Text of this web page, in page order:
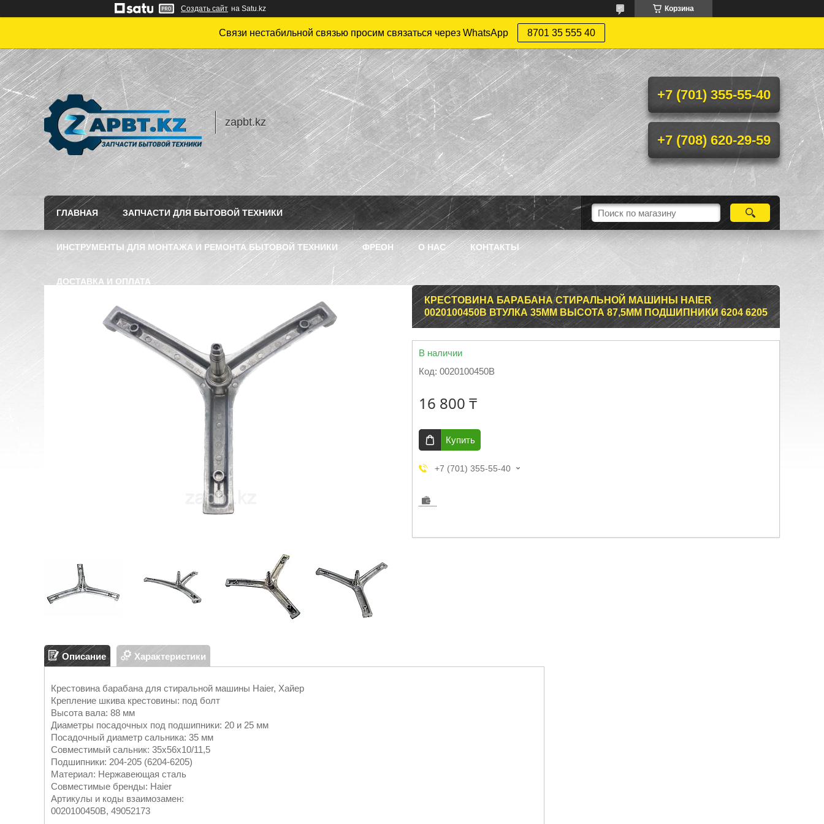
Создать сайт на Satu.kz Корзина
Связи нестабильной связью просим связаться через WhatsApp 8701 35 555 40
zapbt.kz
+7 (701) 355-55-40
+7 (708) 620-29-59
ГЛАВНАЯ ЗАПЧАСТИ ДЛЯ БЫТОВОЙ ТЕХНИКИ
ИНСТРУМЕНТЫ ДЛЯ МОНТАЖА И РЕМОНТА БЫТОВОЙ ТЕХНИКИ ФРЕОН О НАС КОНТАКТЫ
ДОСТАВКА И ОПЛАТА
КРЕСТОВИНА БАРАБАНА СТИРАЛЬНОЙ МАШИНЫ HAIER
0020100450B ВТУЛКА 35ММ ВЫСОТА 87,5ММ ПОДШИПНИКИ 6204 6205
В наличии
Код: 0020100450B
16 800 ₸
Купить
+7 (701) 355-55-40
Описание Характеристики
Крестовина барабана для стиральной машины Haier, Хайер
Крепление шкива крестовины: под болт
Высота вала: 88 мм
Диаметры посадочных под подшипники: 20 и 25 мм
Посадочный диаметр сальника: 35 мм
Совместимый сальник: 35х56х10/11,5
Подшипники: 204-205 (6204-6205)
Материал: Нержавеющая сталь
Совместимые бренды: Haier
Артикулы и коды взаимозамен:
0020100450B, 49052173